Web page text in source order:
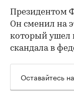
Президентом
Он сменил на
который ушел
скандала в
Оставайтесь